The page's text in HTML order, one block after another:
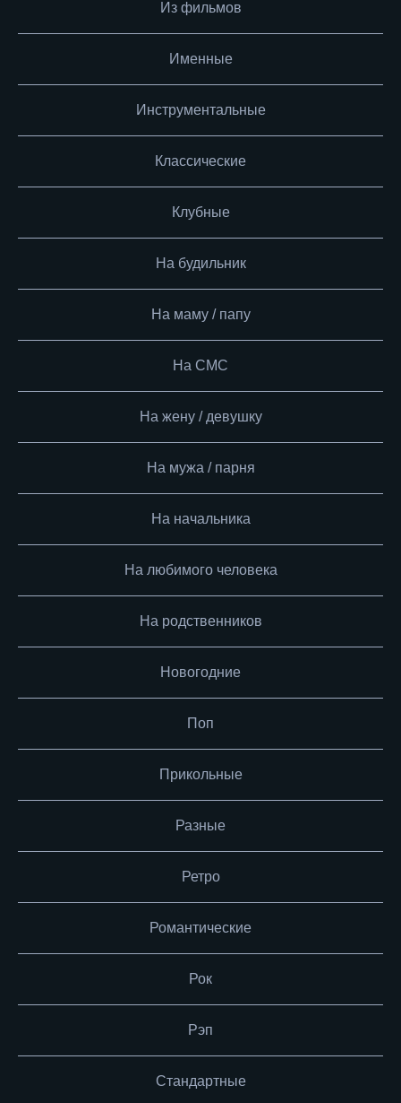
Из фильмов
Именные
Инструментальные
Классические
Клубные
На будильник
На маму / папу
На СМС
На жену / девушку
На мужа / парня
На начальника
На любимого человека
На родственников
Новогодние
Поп
Прикольные
Разные
Ретро
Романтические
Рок
Рэп
Стандартные